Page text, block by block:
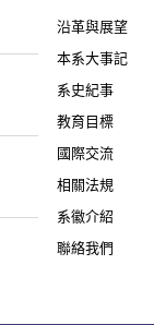
沿革與展望
本系大事記
系史紀事
教育目標
國際交流
相關法規
系徽介紹
聯絡我們